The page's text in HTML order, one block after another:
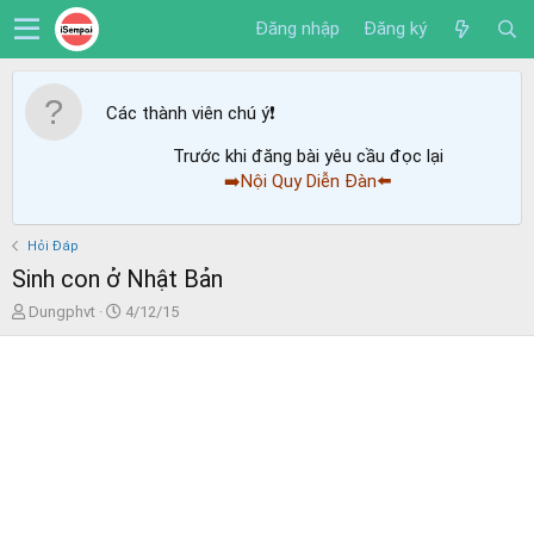
Đăng nhập Đăng ký
Các thành viên chú ý❗️
Trước khi đăng bài yêu cầu đọc lại
➡️Nội Quy Diễn Đàn⬅️
Hỏi Đáp
Sinh con ở Nhật Bản
T
h
Dungphvt
N
g
4/12/15